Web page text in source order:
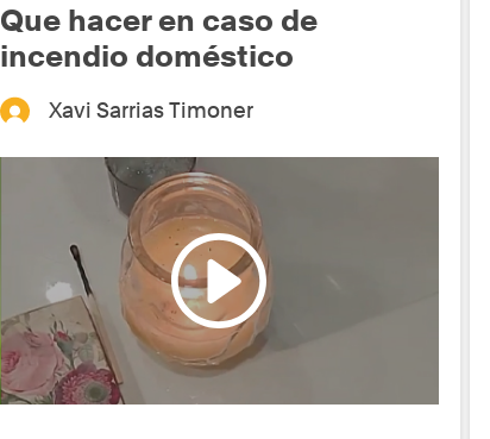
Que hacer en caso de
incendio doméstico
Xavi Sarrias Timoner